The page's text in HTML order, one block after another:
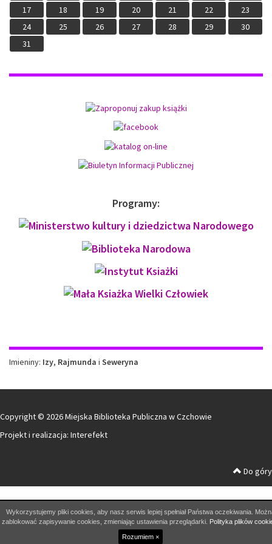
17
18 19 20 21 22
23
24
25 26 27 28 29
30
31
Programy:
Imieniny
Imieniny: Izy, Rajmunda i Seweryna
Copyright © 2026 Miejska Biblioteka Publiczna w Czchowie
Projekt i realizacja: Interefekt
Do góry
Wykorzystujemy pliki cookies, aby nasz serwis lepiej spełniał Państwa oczekiwania.
zablokować zapisywanie cookies, zmieniając ustawienia przeglądarki. Polityka plików
Rozumiem ×